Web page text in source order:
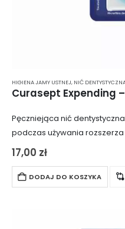
HIGIENA JAMY USTNEJ, NIĆ
Pęczniejąca nić
podczas używania
przestrzeni
metrów nici nasączonej
17,00 zł
DODAJ DO KOSZYKA